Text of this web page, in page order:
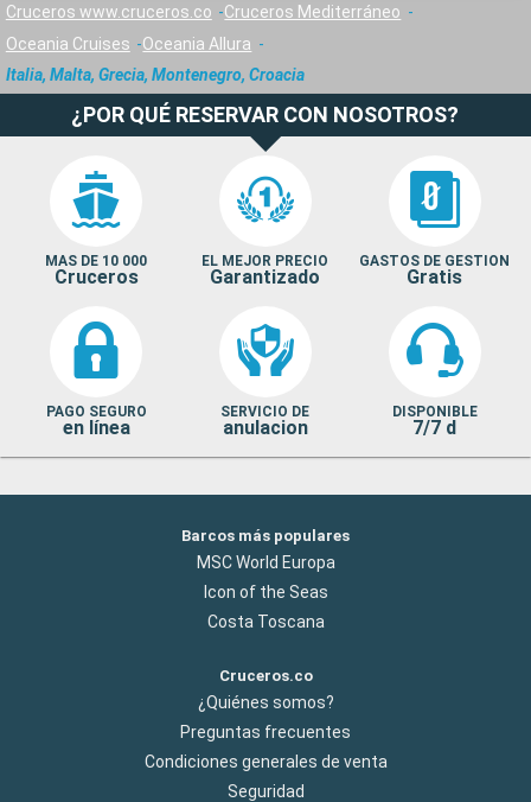
Cruceros www.cruceros.co
Cruceros Mediterráneo
Oceania Cruises
Oceania Allura
Italia, Malta, Grecia, Montenegro, Croacia
¿POR QUÉ RESERVAR CON NOSOTROS?
MAS DE 10 000
Cruceros
EL MEJOR PRECIO
Garantizado
GASTOS DE GESTION
Gratis
PAGO SEGURO
en línea
SERVICIO DE
anulacion
DISPONIBLE
7/7 d
Barcos más populares
MSC World Europa
Icon of the Seas
Costa Toscana
Cruceros.co
¿Quiénes somos?
Preguntas frecuentes
Condiciones generales de venta
Seguridad